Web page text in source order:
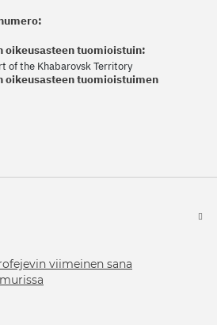
oikeusasteen tuomioistuin:
of the Khabarovsk Territory
oikeusasteen tuomioistuimen
viimeinen sana